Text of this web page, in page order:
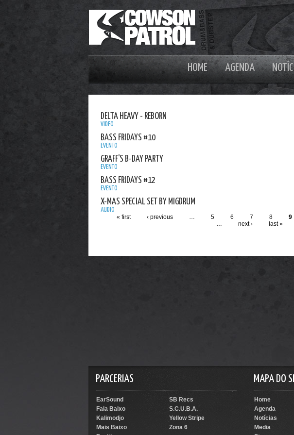
HOME AGENDA
DELTA HEAVY - REBORN
VIDEO
BASS FRIDAYS #10
EVENTO
GRAFF'S B-DAY PARTY
EVENTO
BASS FRIDAYS #12
EVENTO
X-MAS SPECIAL SET BY MIGDRUM
AUDIO
« first ‹ previous … 5 6 7 8 9
…
next › last »
PARCERIAS
EarSound
SB Recs
Fala Baixo
S.C.U.B.A.
Kalimodjo
Yellow Stripe
Mais Baixo
Zona 6
MAPA DO
Home
Agenda
Notícias
Media